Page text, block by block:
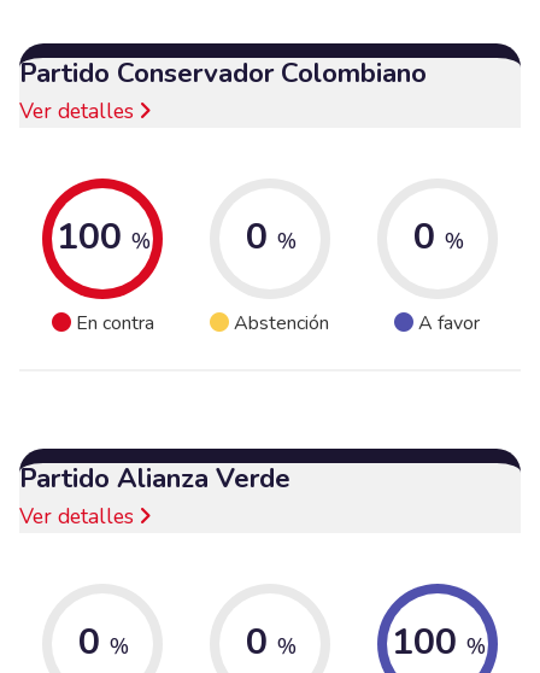
Partido Conservador Colombiano
Ver detalles
100 %
En contra
0 %
Abstención
0 %
A favor
Partido Alianza Verde
Ver detalles
0 % 0 % 100 %